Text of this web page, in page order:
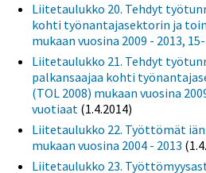
Liitetaulukko 20. Tehdyt
kohti työnantajasektorin ja
mukaan vuosina 2009 - 2013,
Liitetaulukko 21. Tehdyt
palkansaajaa kohti
(TOL 2008) mukaan vuosina
vuotiaat (1.4.2014)
Liitetaulukko 22. Työttömät iän
mukaan vuosina 2004 - 2013
Liitetaulukko 23.